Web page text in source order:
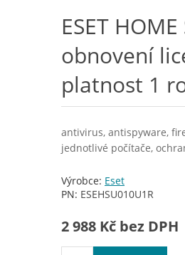
ESET
obnovení
platnost 1
antivirus, antispyware,
jednotlivé počítače,
Výrobce: Eset
PN: ESEHSU010U1R
2 988 Kč bez DPH